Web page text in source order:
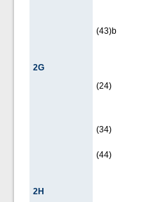
(43)b
2G
(24)
(34)
(44)
2H